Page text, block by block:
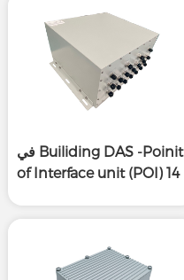
في Builiding DAS -Poinit
of Interface unit (POI) 14